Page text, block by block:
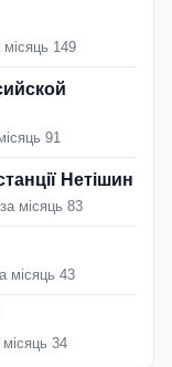
місяць 149
91
Нетішин
місяць 83
місяць 43
місяць 34